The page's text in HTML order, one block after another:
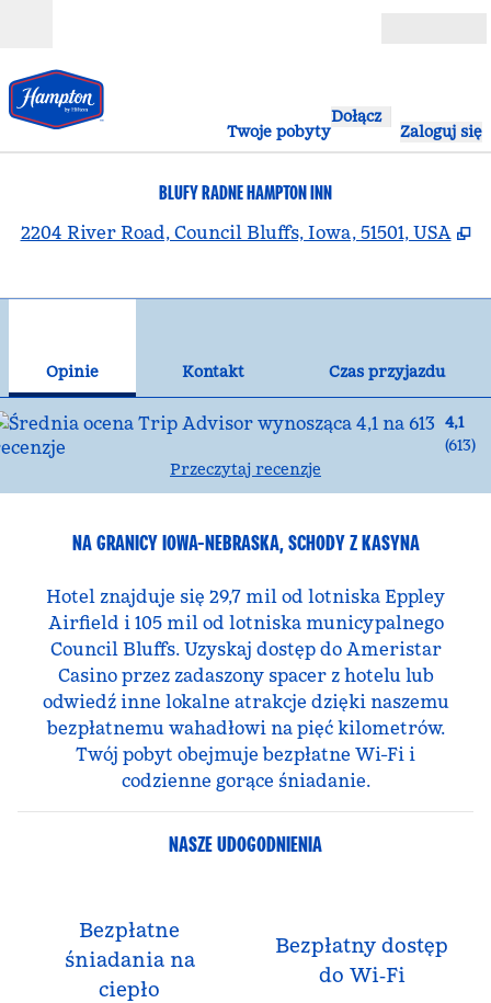
Twoje pobyty
Dołącz
Zaloguj się
BLUFY RADNE HAMPTON INN
2204 River Road, Council Bluffs, Iowa, 51501, USA ,
Opinie Kontakt
Czas przyjazdu
4,1
(613)
Przeczytaj recenzje
NA GRANICY IOWA-NEBRASKA, SCHODY Z KASYNA
Hotel znajduje się 29,7 mil od lotniska Eppley
Airfield i 105 mil od lotniska municypalnego
Council Bluffs. Uzyskaj dostęp do Ameristar
Casino przez zadaszony spacer z hotelu lub
odwiedź inne lokalne atrakcje dzięki naszemu
bezpłatnemu wahadłowi na pięć kilometrów.
Twój pobyt obejmuje bezpłatne Wi-Fi i
codzienne gorące śniadanie.
NASZE UDOGODNIENIA
Bezpłatne
śniadania na
ciepło
Bezpłatny dostęp
do Wi‑Fi